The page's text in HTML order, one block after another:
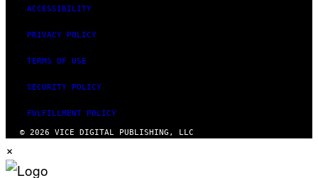
ACCESSIBILITY
PRIVACY POLICY
TERMS OF USE
SECURITY POLICY
FULFILLMENT POLICY
© 2026 VICE DIGITAL PUBLISHING, LLC
×